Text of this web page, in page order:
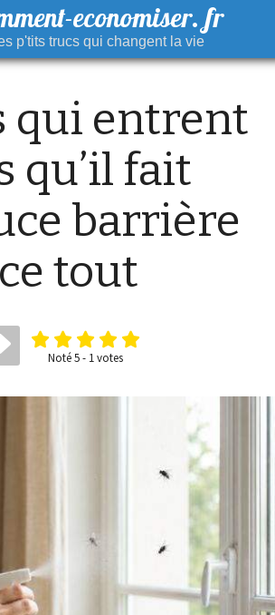
economiser. fr
p'tits trucs qui changent la vie
qui entrent
qu’il fait
barrière
tout
Noté5- 1 votes